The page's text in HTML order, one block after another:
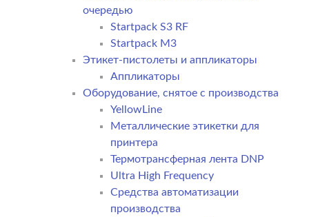
очередью
Startpack S3 RF
Startpack M3
Этикет-пистолеты и аппликаторы
Аппликаторы
Оборудование, снятое с производства
YellowLine
Металлические этикетки для
принтера
Термотрансферная лента DNP
Ultra High Frequency
Средства автоматизации
производства